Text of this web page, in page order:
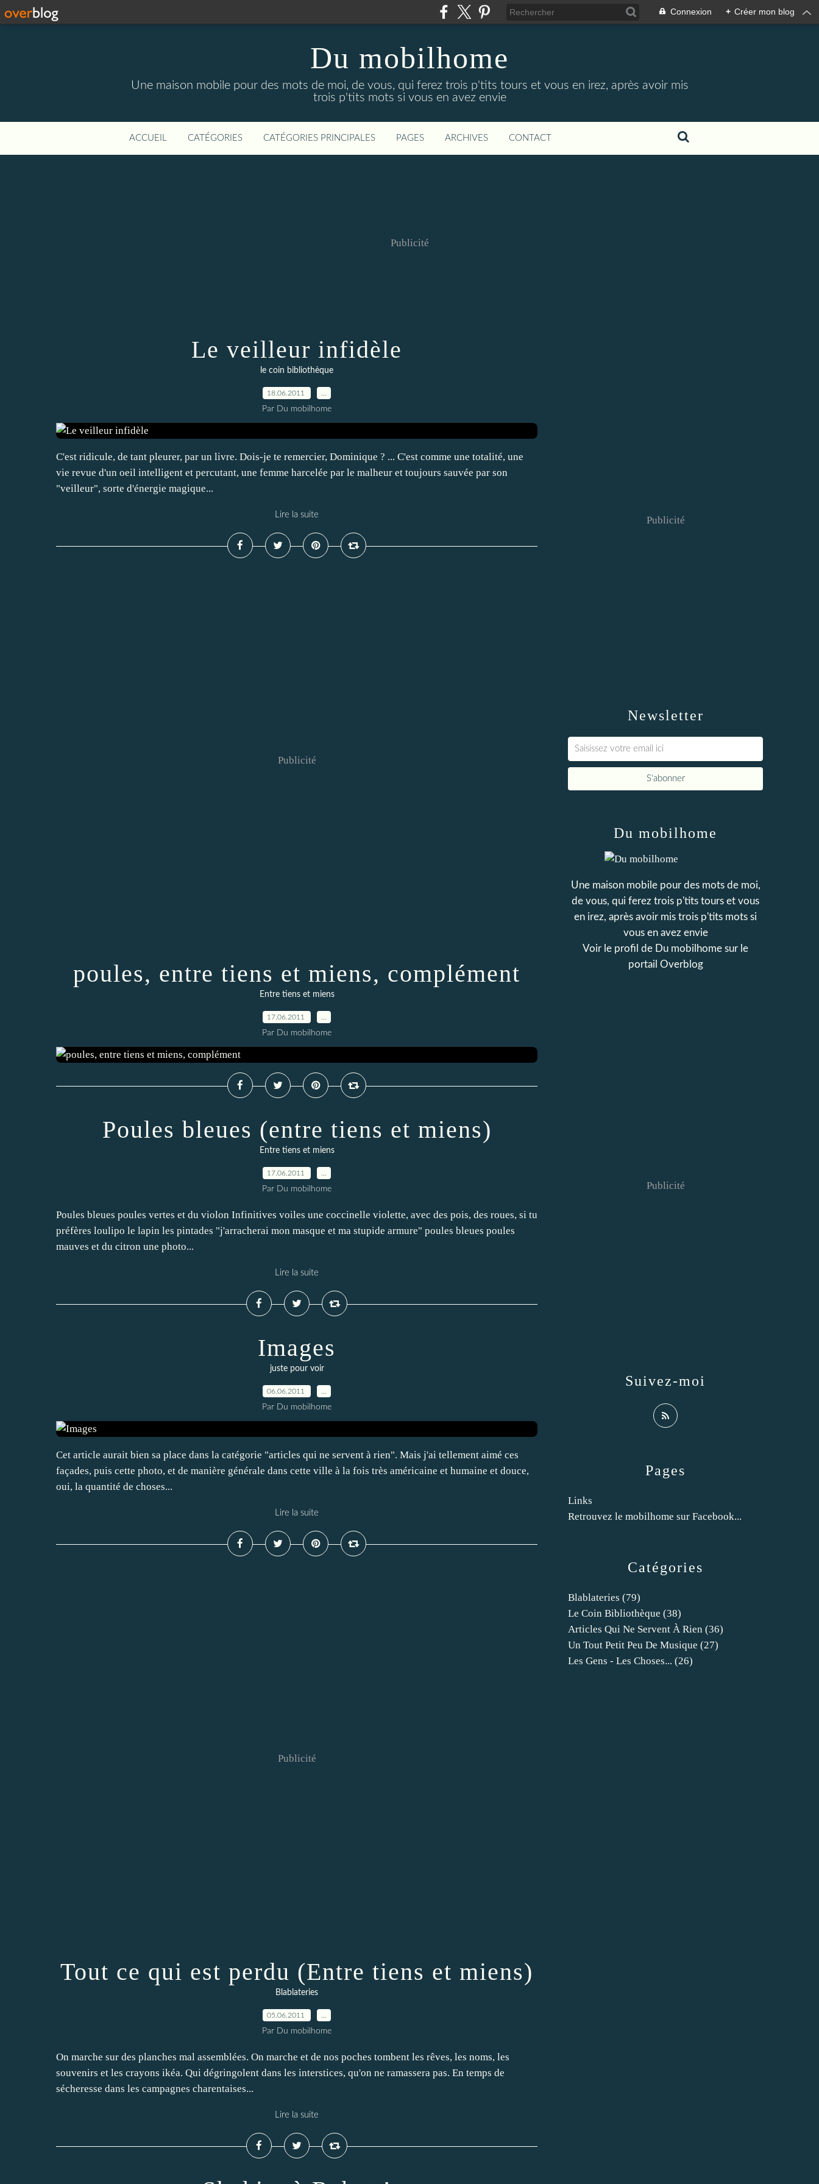
Connexion + Créer mon blog
Du mobilhome
Une maison mobile pour des mots de moi, de vous, qui ferez trois p'tits tours et vous en irez, après avoir mis
trois p'tits mots si vous en avez envie
ACCUEIL CATÉGORIES CATÉGORIES PRINCIPALES PAGES ARCHIVES CONTACT
Publicité
Le veilleur infidèle
le coin bibliothèque
18.06.2011
Par Du mobilhome
C'est ridicule, de tant pleurer, par un livre. Dois-je te remercier, Dominique ? ... C'est comme une totalité, une
vie revue d'un oeil intelligent et percutant, une femme harcelée par le malheur et toujours sauvée par son
"veilleur", sorte d'énergie magique...
Lire la suite
Publicité
poules, entre tiens et miens, complément
Entre tiens et miens
17.06.2011
Par Du mobilhome
Poules bleues (entre tiens et miens)
Entre tiens et miens
17.06.2011
Par Du mobilhome
Poules bleues poules vertes et du violon Infinitives voiles une coccinelle violette, avec des pois, des roues, si tu
préfères loulipo le lapin les pintades "j'arracherai mon masque et ma stupide armure" poules bleues poules
mauves et du citron une photo...
Lire la suite
Images
juste pour voir
06.06.2011
Par Du mobilhome
Cet article aurait bien sa place dans la catégorie "articles qui ne servent à rien". Mais j'ai tellement aimé ces
façades, puis cette photo, et de manière générale dans cette ville à la fois très américaine et humaine et douce,
oui, la quantité de choses...
Lire la suite
Publicité
Tout ce qui est perdu (Entre tiens et miens)
Blablateries
05.06.2011
Par Du mobilhome
On marche sur des planches mal assemblées. On marche et de nos poches tombent les rêves, les noms, les
souvenirs et les crayons ikéa. Qui dégringolent dans les interstices, qu'on ne ramassera pas. En temps de
sécheresse dans les campagnes charentaises...
Lire la suite
Newsletter
Publicité
Catégories
Blablateries (79)
Le Coin Bibliothèque (38)
Articles Qui Ne Servent À Rien (36)
Un Tout Petit Peu De Musique (27)
Les Gens - Les Choses... (26)
Pages
Links
Retrouvez le mobilhome sur Facebook...
Du mobilhome
Une maison mobile pour des mots de moi,
de vous, qui ferez trois p'tits tours et vous
en irez, après avoir mis trois p'tits mots si
vous en avez envie
Voir le profil de Du mobilhome sur le
portail Overblog
Suivez-moi
Publicité